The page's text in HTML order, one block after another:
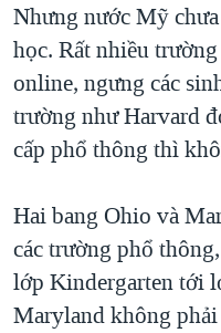
Nhưng nước Mỹ
học. Rất nhiều
online, ngưng các
trường như Harvard
cấp phổ thông thì
Hai bang Ohio và
các trường phổ
lớp Kindergarten tới
Maryland không